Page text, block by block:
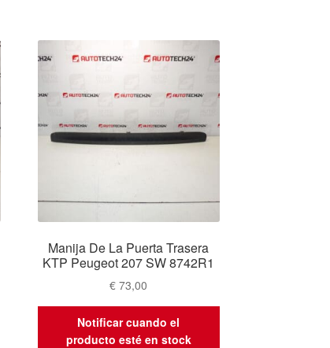
Manija De La Puerta Trasera
KTP Peugeot 207 SW 8742R1
€ 73,00
Notificar cuando el
producto esté en stock